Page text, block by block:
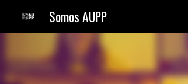
Somos AUPP